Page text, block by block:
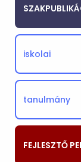
iskolai
tanulmány
FEJLESZTŐ